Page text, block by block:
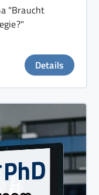
"Braucht
Details